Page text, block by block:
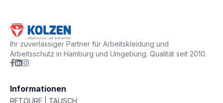
Ihr zuverlässiger Partner für Arbeitskleidung und
Arbeitsschutz in Hamburg und Umgebung. Qualität seit 2010.
Informationen
RETOURE | TAUSCH